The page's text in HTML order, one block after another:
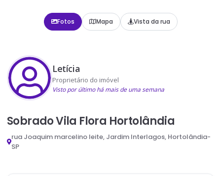
Fotos Mapa Vista da rua
Letícia
Proprietário do imóvel
Visto por último há mais de uma semana
Sobrado Vila Flora Hortolândia
rua Joaquim marcelino leite, Jardim Interlagos, Hortolândia-
SP